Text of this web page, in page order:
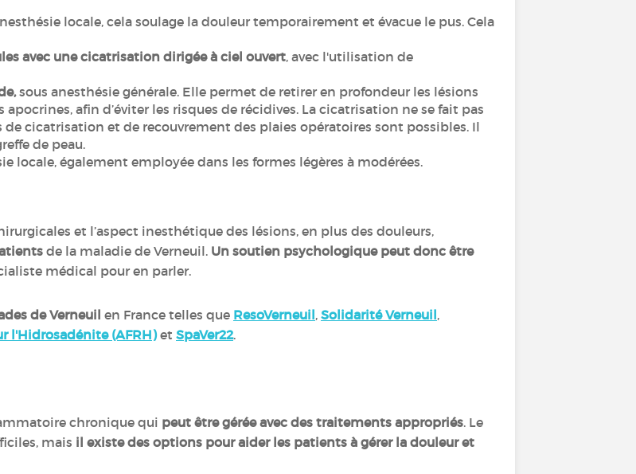
locale, cela soulage la douleur temporairement et évacue le pus. Cela
avec une cicatrisation dirigée à ciel ouvert, avec l'utilisation de
sous anesthésie générale. Elle permet de retirer en profondeur les lésions
afin d’éviter les risques de récidives. La cicatrisation ne se fait pas
cicatrisation et de recouvrement des plaies opératoires sont possibles. Il
de peau.
locale, également employée dans les formes légères à modérées.
et l’aspect inesthétique des lésions, en plus des douleurs,
de la maladie de Verneuil. Un soutien psychologique peut donc être
médical pour en parler.
de Verneuil en France telles que ResoVerneuil, Solidarité Verneuil,
l'Hidrosadénite (AFRH)et SpaVer22.
chronique qui peut être gérée avec des traitements appropriés. Le
mais il existe des options pour aider les patients à gérer la douleur et